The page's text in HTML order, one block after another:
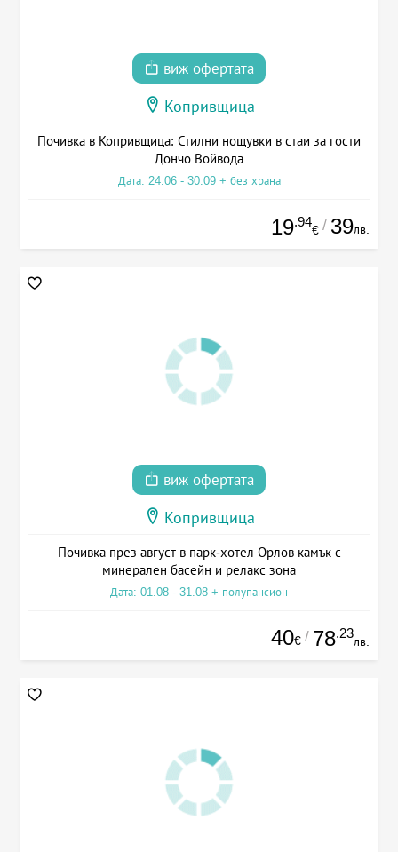
виж офертата
Копривщица
Почивка в Копривщица: Стилни нощувки в стаи за гости
Дончо Войвода
Дата: 24.06 - 30.09 + без храна
19.94
€ / 39лв.
виж офертата
Копривщица
Почивка през август в парк-хотел Орлов камък с
минерален басейн и релакс зона
Дата: 01.08 - 31.08 + полупансион
40€ / 78.23
лв.